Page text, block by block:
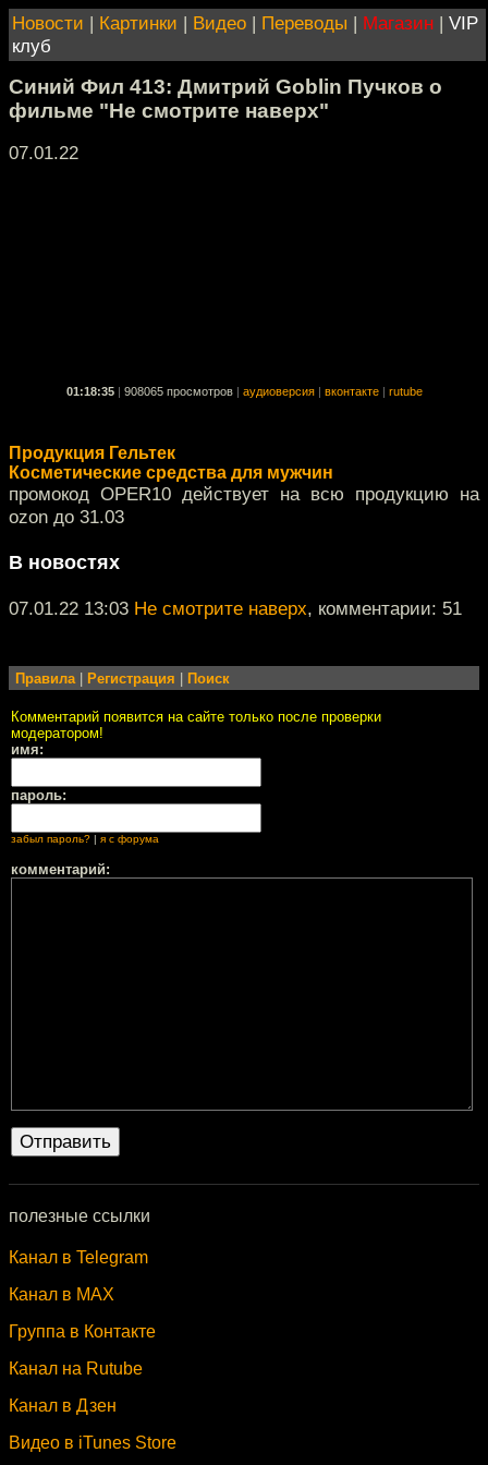
Новости | Картинки | Видео | Переводы | Магазин | VIP
клуб
Синий Фил 413: Дмитрий Goblin Пучков о
фильме "Не смотрите наверх"
07.01.22
01:18:35 908065 просмотров аудиоверсия вконтакте rutube
Продукция Гельтек
Косметические средства для мужчин
промокод OPER10 действует на всю продукцию на
ozon до 31.03
В новостях
07.01.22 13:03 Не смотрите наверх, комментарии: 51
Правила| Регистрация Поиск
Комментарий появится на сайте только после проверки
модератором!
имя:
пароль:
забыл пароль? я с форума
комментарий:
полезные ссылки
Канал в Telegram
Канал в MAX
Группа в Контакте
Канал на Rutube
Канал в Дзен
Видео в iTunes Store